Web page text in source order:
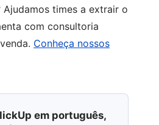
Ajudamos times a extrair o
com consultoria
Conheça nossos
em português,